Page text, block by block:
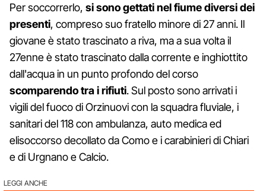
Per soccorrerlo, si sono gettati nel fiume diversi dei
presenti, compreso suo fratello minore di 27 anni. Il
giovane è stato trascinato a riva, ma a sua volta il
27enne è stato trascinato dalla corrente e inghiottito
dall'acqua in un punto profondo del corso
scomparendo tra i rifiuti. Sul posto sono arrivati i
vigili del fuoco di Orzinuovi con la squadra fluviale, i
sanitari del 118 con ambulanza, auto medica ed
elisoccorso decollato da Como e i carabinieri di Chiari
e di Urgnano e Calcio.
LEGGI ANCHE